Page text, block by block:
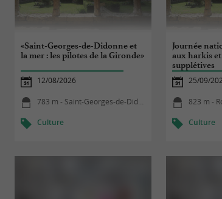
«Saint-Georges-de-Didonne et
la mer : les pilotes de la Gironde»
12/08/2026
783 m - Saint-Georges-de-Didonne
Culture
Journée
aux harkis
supplétives
25/09/
823 m -
Culture